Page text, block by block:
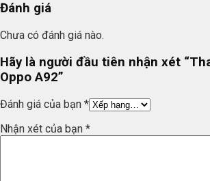
Đánh giá
Chưa có đánh giá nào.
Hãy là người đầu tiên nhận xét
Oppo A92”
Đánh giá của bạn *
Nhận xét của bạn *